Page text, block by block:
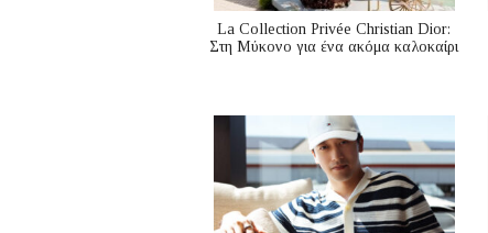
La Collection Privée Christian Dior:
Στη Μύκονο για ένα ακόμα καλοκαίρι